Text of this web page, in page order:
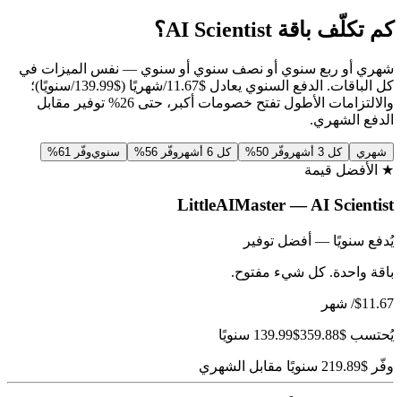
كم تكلّف باقة AI Scientist؟
شهري أو ربع سنوي أو نصف سنوي أو سنوي — نفس الميزات في
كل الباقات. الدفع السنوي يعادل $11.67/شهريًا ($139.99/سنويًا)؛
والالتزامات الأطول تفتح خصومات أكبر، حتى 26% توفير مقابل
الدفع الشهري.
شهري كل 3 أشهر وفّر 50% كل 6 أشهر وفّر 56% سنويوفّر 61%
★ الأفضل قيمة
LittleAIMaster — AI Scientist
يُدفع سنويًا — أفضل توفير
باقة واحدة. كل شيء مفتوح.
$11.67/ شهر
يُحتسب $359.88
$139.99 سنويًا
وفّر $219.89 سنويًا مقابل الشهري